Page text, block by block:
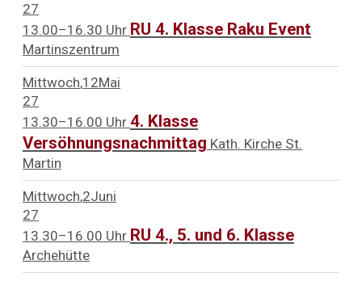
27
13.00–16.30 Uhr RU 4. Klasse Raku Event
Martinszentrum
Mittwoch 12Mai
27
13.30–16.00 Uhr 4. Klasse
Versöhnungsnachmittag Kath. Kirche St.
Martin
Mittwoch 2Juni
27
13.30–16.00 Uhr RU 4., 5. und 6. Klasse
Archehütte